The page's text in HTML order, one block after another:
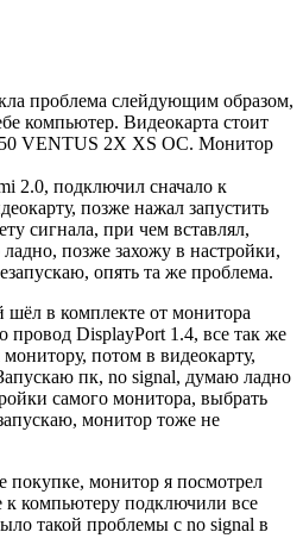
проблема слейдующим образом,
компьютер. Видеокарта стоит
VENTUS 2X XS OC. Монитор
2.0, подключил сначало к
позже нажал запустить
сигнала, при чем вставлял,
позже захожу в настройки,
опять та же проблема.
шёл в комплекте от монитора
провод DisplayPort 1.4, все так же
потом в видеокарту,
пк, no signal, думаю ладно
самого монитора, выбрать
монитор тоже не
покупке, монитор я посмотрел
к компьютеру подключили все
такой проблемы с no signal в